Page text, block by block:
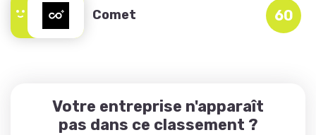
Comet 60
Votre entreprise n'apparaît
pas dans ce classement ?